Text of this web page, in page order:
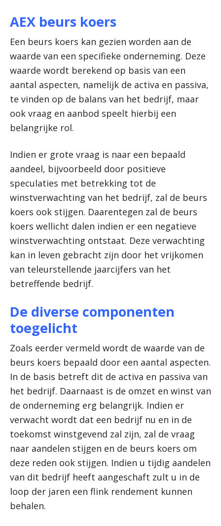
AEX beurs koers
Een beurs koers kan gezien worden aan de
waarde van een specifieke onderneming. Deze
waarde wordt berekend op basis van een
aantal aspecten, namelijk de activa en passiva,
te vinden op de balans van het bedrijf, maar
ook vraag en aanbod speelt hierbij een
belangrijke rol.
Indien er grote vraag is naar een bepaald
aandeel, bijvoorbeeld door positieve
speculaties met betrekking tot de
winstverwachting van het bedrijf, zal de beurs
koers ook stijgen. Daarentegen zal de beurs
koers wellicht dalen indien er een negatieve
winstverwachting ontstaat. Deze verwachting
kan in leven gebracht zijn door het vrijkomen
van teleurstellende jaarcijfers van het
betreffende bedrijf.
De diverse componenten
toegelicht
Zoals eerder vermeld wordt de waarde van de
beurs koers bepaald door een aantal aspecten.
In de basis betreft dit de activa en passiva van
het bedrijf. Daarnaast is de omzet en winst van
de onderneming erg belangrijk. Indien er
verwacht wordt dat een bedrijf nu en in de
toekomst winstgevend zal zijn, zal de vraag
naar aandelen stijgen en de beurs koers om
deze reden ook stijgen. Indien u tijdig aandelen
van dit bedrijf heeft aangeschaft zult u in de
loop der jaren een flink rendement kunnen
behalen.